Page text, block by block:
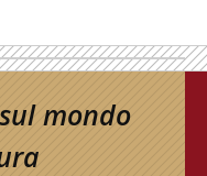
mondo